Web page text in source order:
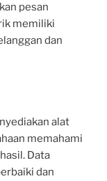
pesan
memiliki
dan
alat
memahami
Data
dan